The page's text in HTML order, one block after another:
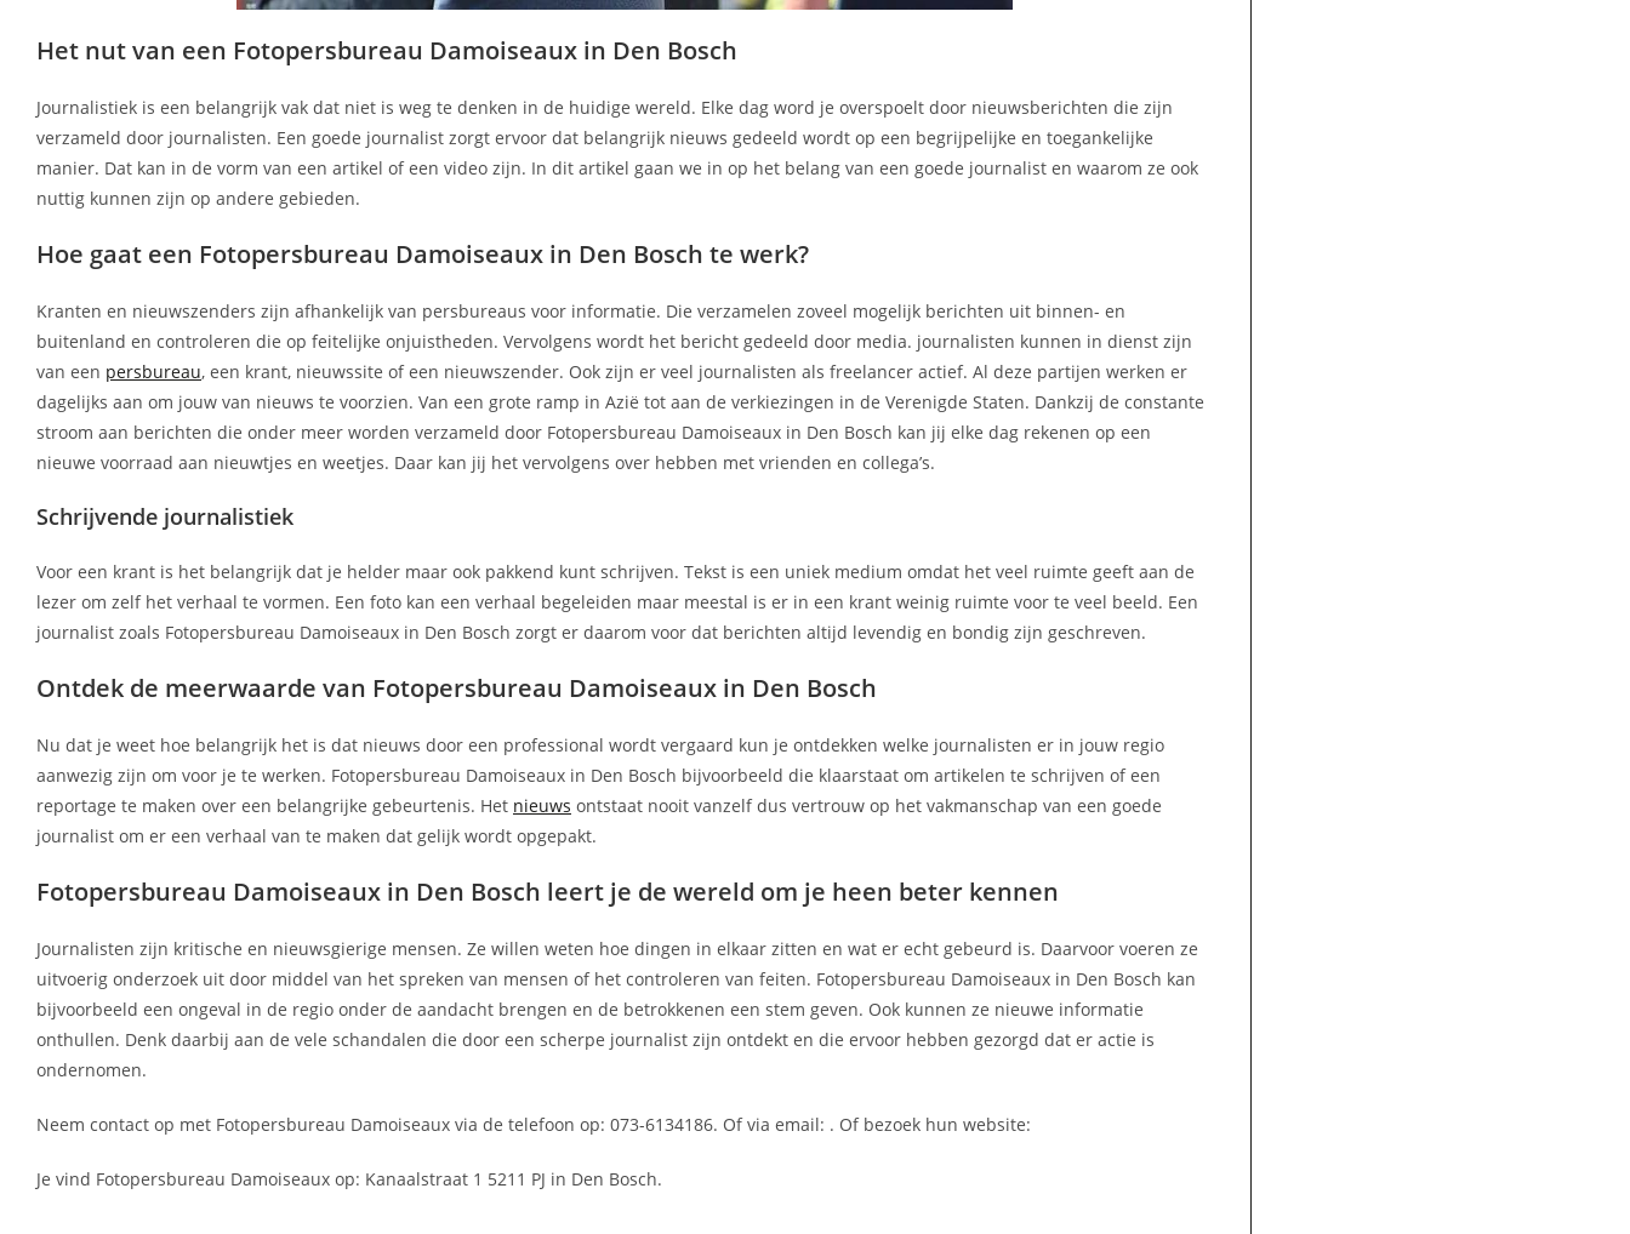
Het nut van een Fotopersbureau Damoiseaux in Den Bosch
Journalistiek is een belangrijk vak dat niet is weg te denken in de huidige wereld. Elke dag word je overspoelt door nieuwsberichten die zijn
verzameld door journalisten. Een goede journalist zorgt ervoor dat belangrijk nieuws gedeeld wordt op een begrijpelijke en toegankelijke
manier. Dat kan in de vorm van een artikel of een video zijn. In dit artikel gaan we in op het belang van een goede journalist en waarom ze ook
nuttig kunnen zijn op andere gebieden.
Hoe gaat een Fotopersbureau Damoiseaux in Den Bosch te werk?
Kranten en nieuwszenders zijn afhankelijk van persbureaus voor informatie. Die verzamelen zoveel mogelijk berichten uit binnen- en
buitenland en controleren die op feitelijke onjuistheden. Vervolgens wordt het bericht gedeeld door media. journalisten kunnen in dienst zijn
van een persbureau, een krant, nieuwssite of een nieuwszender. Ook zijn er veel journalisten als freelancer actief. Al deze partijen werken er
dagelijks aan om jouw van nieuws te voorzien. Van een grote ramp in Azië tot aan de verkiezingen in de Verenigde Staten. Dankzij de constante
stroom aan berichten die onder meer worden verzameld door Fotopersbureau Damoiseaux in Den Bosch kan jij elke dag rekenen op een
nieuwe voorraad aan nieuwtjes en weetjes. Daar kan jij het vervolgens over hebben met vrienden en collega’s.
Schrijvende journalistiek
Voor een krant is het belangrijk dat je helder maar ook pakkend kunt schrijven. Tekst is een uniek medium omdat het veel ruimte geeft aan de
lezer om zelf het verhaal te vormen. Een foto kan een verhaal begeleiden maar meestal is er in een krant weinig ruimte voor te veel beeld. Een
journalist zoals Fotopersbureau Damoiseaux in Den Bosch zorgt er daarom voor dat berichten altijd levendig en bondig zijn geschreven.
Ontdek de meerwaarde van Fotopersbureau Damoiseaux in Den Bosch
Nu dat je weet hoe belangrijk het is dat nieuws door een professional wordt vergaard kun je ontdekken welke journalisten er in jouw regio
aanwezig zijn om voor je te werken. Fotopersbureau Damoiseaux in Den Bosch bijvoorbeeld die klaarstaat om artikelen te schrijven of een
reportage te maken over een belangrijke gebeurtenis. Het nieuws ontstaat nooit vanzelf dus vertrouw op het vakmanschap van een goede
journalist om er een verhaal van te maken dat gelijk wordt opgepakt.
Fotopersbureau Damoiseaux in Den Bosch leert je de wereld om je heen beter kennen
Journalisten zijn kritische en nieuwsgierige mensen. Ze willen weten hoe dingen in elkaar zitten en wat er echt gebeurd is. Daarvoor voeren ze
uitvoerig onderzoek uit door middel van het spreken van mensen of het controleren van feiten. Fotopersbureau Damoiseaux in Den Bosch kan
bijvoorbeeld een ongeval in de regio onder de aandacht brengen en de betrokkenen een stem geven. Ook kunnen ze nieuwe informatie
onthullen. Denk daarbij aan de vele schandalen die door een scherpe journalist zijn ontdekt en die ervoor hebben gezorgd dat er actie is
ondernomen.
Neem contact op met Fotopersbureau Damoiseaux via de telefoon op: 073-6134186. Of via email: . Of bezoek hun website:
Je vind Fotopersbureau Damoiseaux op: Kanaalstraat 1 5211 PJ in Den Bosch.